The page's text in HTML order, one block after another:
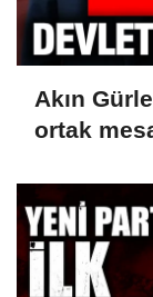
Akın
ortak